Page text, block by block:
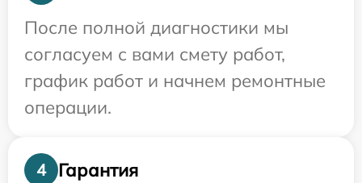
После полной диагностики мы
согласуем с вами смету работ,
график работ и начнем ремонтные
операции.
4
Гарантия